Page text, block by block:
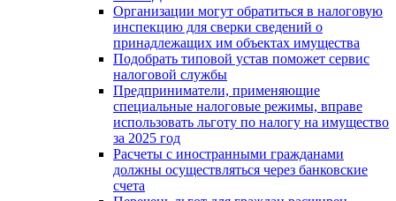
Организации могут обратиться в налоговую
инспекцию для сверки сведений о
принадлежащих им объектах имущества
Подобрать типовой устав поможет сервис
налоговой службы
Предприниматели, применяющие
специальные налоговые режимы, вправе
использовать льготу по налогу на имущество
за 2025 год
Расчеты с иностранными гражданами
должны осуществляться через банковские
счета